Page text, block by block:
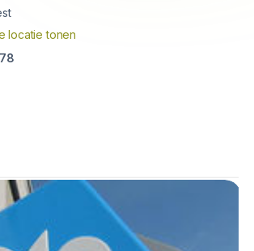
locatie tonen